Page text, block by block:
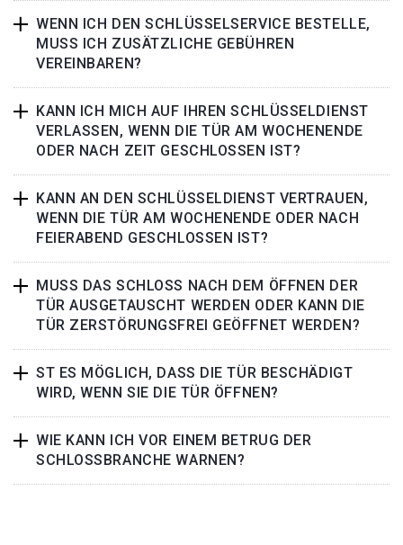
WENN ICH DEN SCHLÜSSELSERVICE BESTELLE,
MUSS ICH ZUSÄTZLICHE GEBÜHREN
VEREINBAREN?
KANN ICH MICH AUF IHREN SCHLÜSSELDIENST
VERLASSEN, WENN DIE TÜR AM WOCHENENDE
ODER NACH ZEIT GESCHLOSSEN IST?
KANN AN DEN SCHLÜSSELDIENST VERTRAUEN,
WENN DIE TÜR AM WOCHENENDE ODER NACH
FEIERABEND GESCHLOSSEN IST?
MUSS DAS SCHLOSS NACH DEM ÖFFNEN DER
TÜR AUSGETAUSCHT WERDEN ODER KANN DIE
TÜR ZERSTÖRUNGSFREI GEÖFFNET WERDEN?
ST ES MÖGLICH, DASS DIE TÜR BESCHÄDIGT
WIRD, WENN SIE DIE TÜR ÖFFNEN?
WIE KANN ICH VOR EINEM BETRUG DER
SCHLOSSBRANCHE WARNEN?